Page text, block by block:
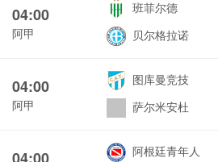
04:00
阿甲
班菲尔德
贝尔格拉诺
04:00
阿甲
图库曼竞技
萨尔米安杜
04:00
阿根廷青年人